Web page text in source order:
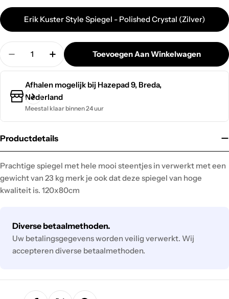
Erik Kuster Style Spiegel - Polished Crystal (Zilver)
Hoeveelheid
Hoeveelheid Verminderen Voor Spiegel -
Verhoog De Hoeveelheid Voor Spiegel -
Toevoegen Aan Winkelwagen
Afhalen mogelijk bij Hazepad 9, Breda,
Nederland
Meestal klaar binnen 24 uur
Productdetails
Prachtige spiegel met hele mooi steentjes in verwerkt met een
gewicht van 23 kg merk je ook dat deze spiegel van hoge
kwaliteit is. 120x80cm
Diverse betaalmethoden.
Betaalmethodes
Uw betalingsgegevens worden veilig verwerkt. Wij
accepteren diverse betaalmethoden.